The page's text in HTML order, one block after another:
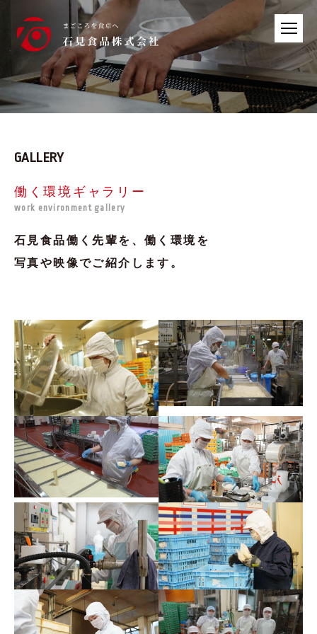
GALLERY
働く環境ギャラリー
work environment gallery
石見食品働く先輩を、働く環境を
写真や映像でご紹介します。